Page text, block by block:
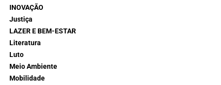
INOVAÇÃO
Justiça
LAZER E BEM-ESTAR
Literatura
Luto
Meio Ambiente
Mobilidade